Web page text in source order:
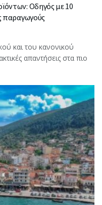
Οδηγός με 10
παραγωγούς
και του κανονικού
απαντήσεις στα πιο